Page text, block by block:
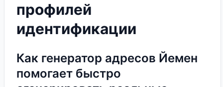
профилей
идентификации
Как генератор адресов Йемен
помогает быстро